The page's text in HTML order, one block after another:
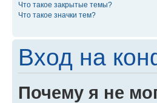
Что такое закрытые темы?
Что такое значки тем?
Вход на
Почему я не